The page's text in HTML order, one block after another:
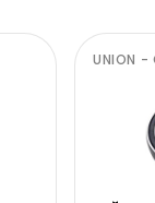
UNION -